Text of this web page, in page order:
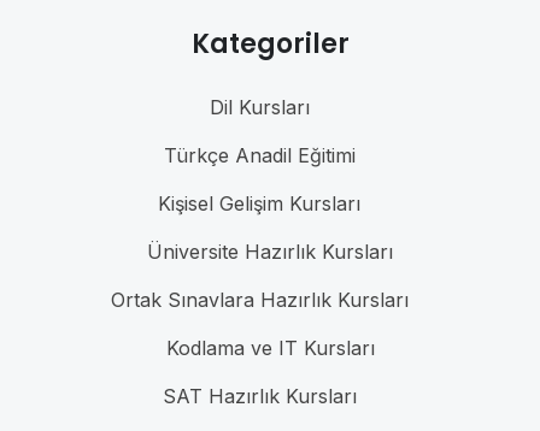
Kategoriler
Dil Kursları
Türkçe Anadil Eğitimi
Kişisel Gelişim Kursları
Üniversite Hazırlık Kursları
Ortak Sınavlara Hazırlık Kursları
Kodlama ve IT Kursları
SAT Hazırlık Kursları